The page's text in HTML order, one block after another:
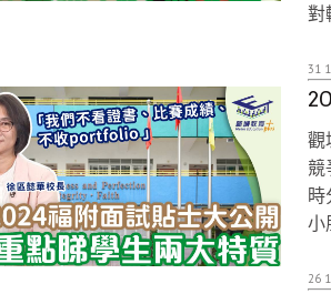
對
31
觀
競
時
小
26